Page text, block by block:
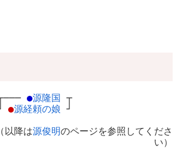
─── ●源隆国 ┬
●源経頼の娘 ┘
降は源俊明のページを参照してくださ
い）